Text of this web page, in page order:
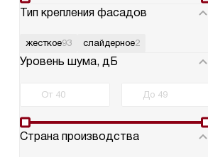
Тип крепления фасадов
жесткое93 слайдерное2
Уровень шума, дБ
Страна производства